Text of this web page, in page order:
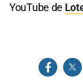
YouTube de